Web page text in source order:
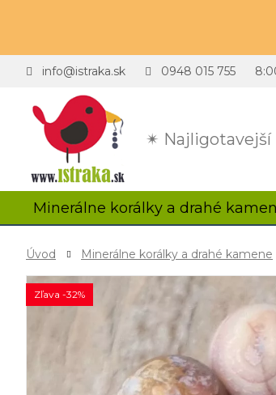
✴ Najligotavejší
info@istraka.sk 0948 015 755
Minerálne korálky a drahé
Úvod Minerálne korálky a drahé kamene
Zľava -32%